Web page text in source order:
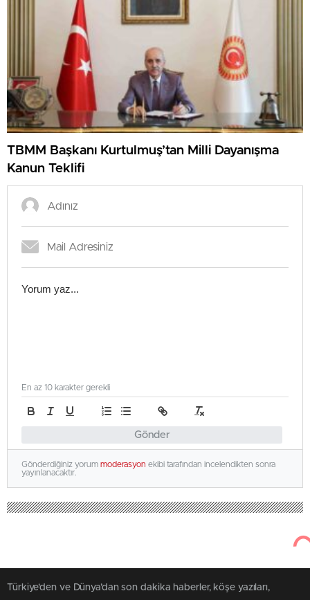
TBMM Başkanı Kurtulmuş’tan Milli Dayanışma
Kanun Teklifi
Gönder
En az 10 karakter gerekli
Gönderdiğiniz yorum moderasyon ekibi tarafından incelendikten sonra
yayınlanacaktır.
Türkiye'den ve Dünya’dan son dakika haberler, köşe yazıları,